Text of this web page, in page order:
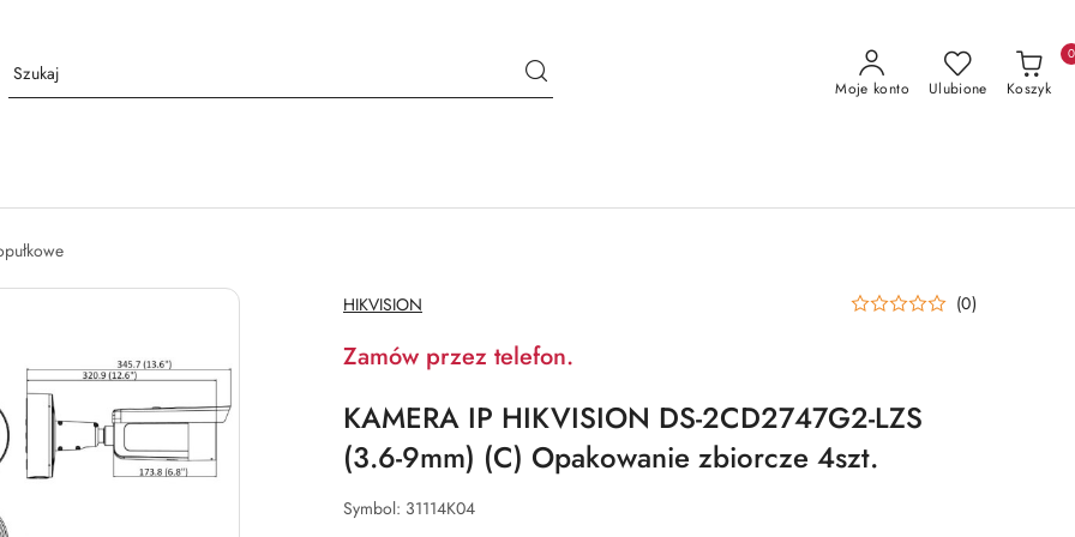
Moje konto Ulubione Koszyk
0
NAZWA
PRODUCENTA:
HIKVISION (0)
Zamów przez telefon.
KAMERA IP HIKVISION DS-2CD2747G2-LZS
(3.6-9mm) (C) Opakowanie zbiorcze 4szt.
Symbol: 31114K04